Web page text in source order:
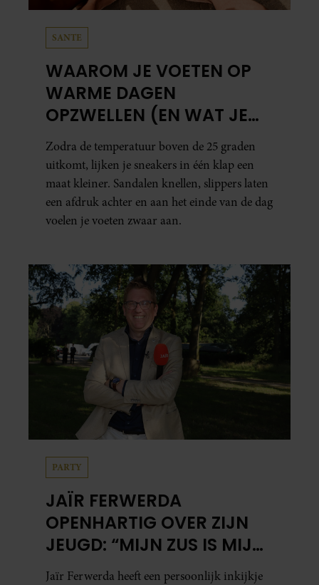
SANTE
WAAROM JE VOETEN OP
WARME DAGEN
OPZWELLEN (EN WAT JE
ERAAN KUNT DOEN)
Zodra de temperatuur boven de 25 graden
uitkomt, lijken je sneakers in één klap een
maat kleiner. Sandalen knellen, slippers laten
een afdruk achter en aan het einde van de dag
voelen je voeten zwaar aan.
PARTY
JAÏR FERWERDA
OPENHARTIG OVER ZIJN
JEUGD: “MIJN ZUS IS MIJN
MORELE KOMPAS”
Jaïr Ferwerda heeft een persoonlijk inkijkje